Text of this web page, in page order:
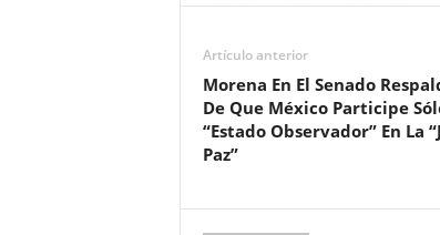
Artículo anterior
Morena En El Senado
De Que México Participe
“Estado Observador” En La
Paz”